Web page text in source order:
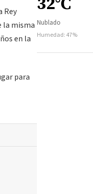
Rey
la misma
en la
para
Nublado
Humedad: 47%